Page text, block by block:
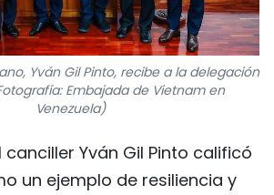
Yván Gil Pinto, recibe a la delegación
Embajada de Vietnam en
Venezuela)
canciller Yván Gil Pinto calificó
un ejemplo de resiliencia y